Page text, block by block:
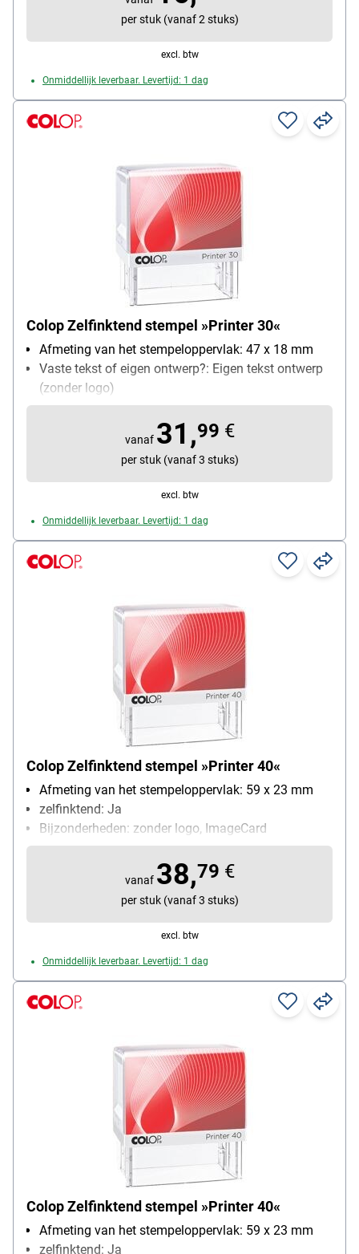
per stuk (vanaf 2 stuks)
excl. btw
Onmiddellijk leverbaar. Levertijd: 1 dag
Colop Zelfinktend stempel »Printer 30«
Afmeting van het stempeloppervlak: 47 x 18 mm
Vaste tekst of eigen ontwerp?: Eigen tekst ontwerp
(zonder logo)
zelfinktend: Ja
Bijzonderheden: zonder logo, ImageCard
uitwisselbaar (incl. 3 gekleurde voorbeelden)
vanaf 31,99 €
per stuk (vanaf 3 stuks)
excl. btw
Onmiddellijk leverbaar. Levertijd: 1 dag
Colop Zelfinktend stempel »Printer 40«
Afmeting van het stempeloppervlak: 59 x 23 mm
zelfinktend: Ja
Bijzonderheden: zonder logo, ImageCard
uitwisselbaar (incl. 3 gekleurde voorbeelden)
vanaf 38,79 €
per stuk (vanaf 3 stuks)
excl. btw
Onmiddellijk leverbaar. Levertijd: 1 dag
Colop Zelfinktend stempel »Printer 40«
Afmeting van het stempeloppervlak: 59 x 23 mm
zelfinktend: Ja